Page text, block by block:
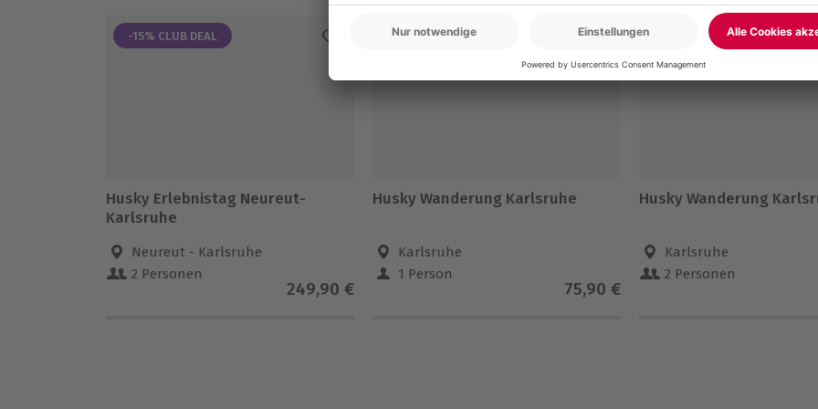
-15% CLUB DEAL
Husky Erlebnistag Neureut-
Karlsruhe
Neureut - Karlsruhe
2 Personen
249,90 €
-15% CLUB DEAL
Husky Wanderung Karlsruhe
Karlsruhe
1 Person
75,90 €
Husky Wanderung
Karlsruhe
2 Personen